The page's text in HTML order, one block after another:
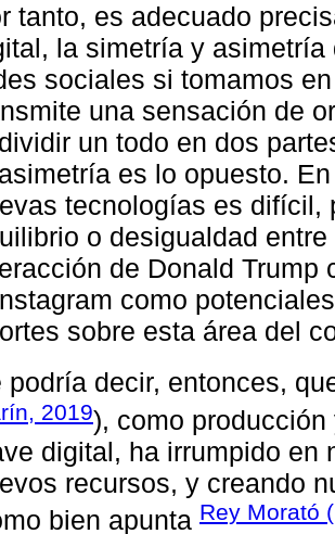
tanto, es adecuado
la simetría y
sociales si tomamos
una sensación de
un todo en dos
es lo opuesto.
tecnologías es difícil,
o desigualdad
de Donald Trump
como
sobre esta área del
podría decir, entonces,
2019), como
digital, ha irrumpido en
recursos, y creando
bien apunta Rey Morató